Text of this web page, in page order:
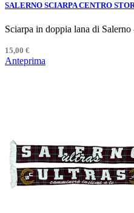
SALERNO SCIARPA CENTRO
Sciarpa in doppia lana di
15,00 €
Anteprima